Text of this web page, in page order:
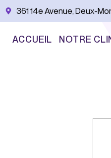
Aller 361 14e Avenue, Deux-
ACCUEIL NOTRE